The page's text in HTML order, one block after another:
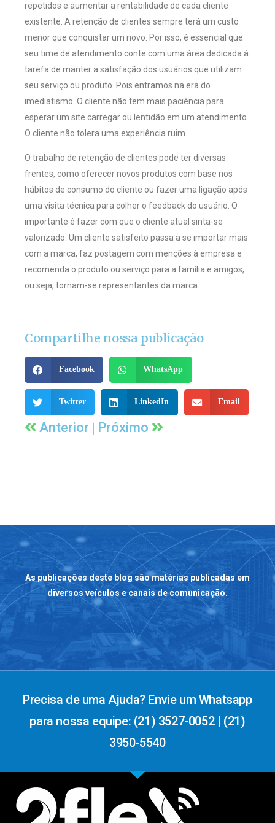
repetidos e aumentar a rentabilidade de cada cliente
existente. A retenção de clientes sempre terá um custo
menor que conquistar um novo. Por isso, é essencial que
seu time de atendimento conte com uma área dedicada à
tarefa de manter a satisfação dos usuários que utilizam
seu serviço ou produto. Pois entramos na era do
imediatismo. O cliente não tem mais paciência para
esperar um site carregar ou lentidão em um atendimento.
O cliente não tolera uma experiência ruim
O trabalho de retenção de clientes pode ter diversas
frentes, como oferecer novos produtos com base nos
hábitos de consumo do cliente ou fazer uma ligação após
uma visita técnica para colher o feedback do usuário. O
importante é fazer com que o cliente atual sinta-se
valorizado. Um cliente satisfeito passa a se importar mais
com a marca, faz postagem com menções à empresa e
recomenda o produto ou serviço para a família e amigos,
ou seja, tornam-se representantes da marca.
Compartilhe nossa publicação
Facebook WhatsApp
Twitter LinkedIn Email
Anterior | Próximo
As publicações deste blog são matérias publicadas em
diversos veículos e canais de comunicação.
Precisa de uma Ajuda? Envie um Whatsapp
para nossa equipe: (21) 3527-0052 | (21)
3950-5540